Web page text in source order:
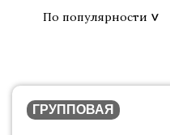
По популярности
ГРУППОВАЯ